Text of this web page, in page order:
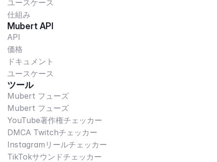
ユースケース
仕組み
Mubert API
API
価格
ドキュメント
ユースケース
ツール
Mubert フューズ
Mubert フューズ
YouTube著作権チェッカー
DMCA Twitchチェッカー
Instagramリールチェッカー
TikTokサウンドチェッカー